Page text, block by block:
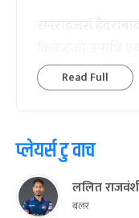
मा रोयल
आइपीएल जितेको
खेलको म्यान अफ दि
।
फाइनल खेलमा
Read Full
प्लेयर्स टु वाच
ललित
बलर